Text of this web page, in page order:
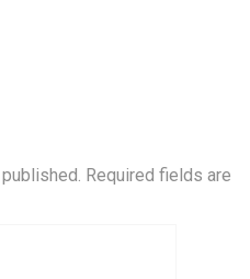
Required fields are